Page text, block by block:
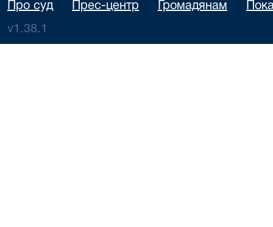
Про суд Прес-центр Громадянам
v1.38.1